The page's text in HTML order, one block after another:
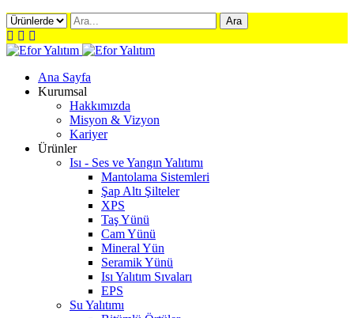
Ara
Ana Sayfa
Kurumsal
Hakkımızda
Misyon & Vizyon
Kariyer
Ürünler
Isı - Ses ve Yangın Yalıtımı
Mantolama Sistemleri
Şap Altı Şilteler
XPS
Taş Yünü
Cam Yünü
Mineral Yün
Seramik Yünü
Isı Yalıtım Sıvaları
EPS
Su Yalıtımı